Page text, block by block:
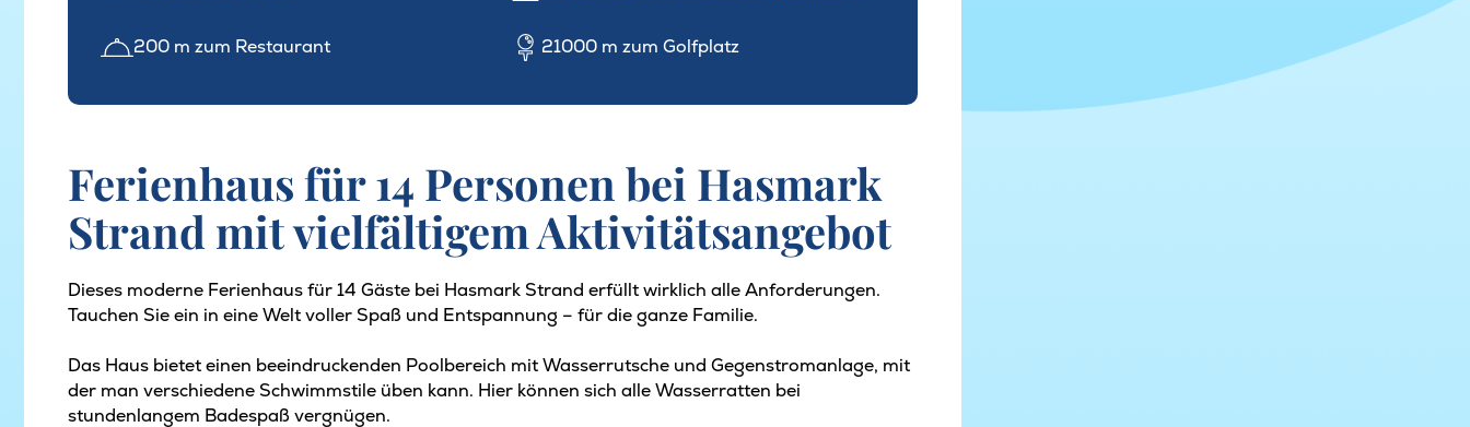
200 m zum Restaurant 21000 m zum Golfplatz
Ferienhaus für 14 Personen bei Hasmark
Strand mit vielfältigem Aktivitätsangebot
Dieses moderne Ferienhaus für 14 Gäste bei Hasmark Strand erfüllt wirklich alle Anforderungen.
Tauchen Sie ein in eine Welt voller Spaß und Entspannung – für die ganze Familie.
Das Haus bietet einen beeindruckenden Poolbereich mit Wasserrutsche und Gegenstromanlage, mit
der man verschiedene Schwimmstile üben kann. Hier können sich alle Wasserratten bei
stundenlangem Badespaß vergnügen.